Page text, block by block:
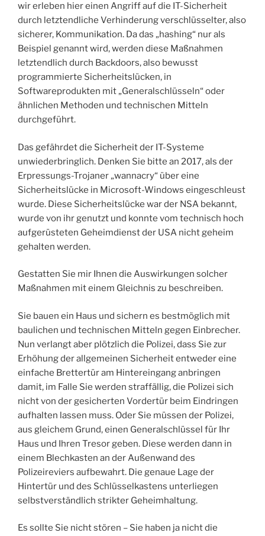
wir erleben hier einen Angriff auf die IT-Sicherheit
durch letztendliche Verhinderung verschlüsselter, also
sicherer, Kommunikation. Da das „hashing“ nur als
Beispiel genannt wird, werden diese Maßnahmen
letztendlich durch Backdoors, also bewusst
programmierte Sicherheitslücken, in
Softwareprodukten mit „Generalschlüsseln“ oder
ähnlichen Methoden und technischen Mitteln
durchgeführt.
Das gefährdet die Sicherheit der IT-Systeme
unwiederbringlich. Denken Sie bitte an 2017, als der
Erpressungs-Trojaner „wannacry“ über eine
Sicherheitslücke in Microsoft-Windows eingeschleust
wurde. Diese Sicherheitslücke war der NSA bekannt,
wurde von ihr genutzt und konnte vom technisch hoch
aufgerüsteten Geheimdienst der USA nicht geheim
gehalten werden.
Gestatten Sie mir Ihnen die Auswirkungen solcher
Maßnahmen mit einem Gleichnis zu beschreiben.
Sie bauen ein Haus und sichern es bestmöglich mit
baulichen und technischen Mitteln gegen Einbrecher.
Nun verlangt aber plötzlich die Polizei, dass Sie zur
Erhöhung der allgemeinen Sicherheit entweder eine
einfache Brettertür am Hintereingang anbringen
damit, im Falle Sie werden straffällig, die Polizei sich
nicht von der gesicherten Vordertür beim Eindringen
aufhalten lassen muss. Oder Sie müssen der Polizei,
aus gleichem Grund, einen Generalschlüssel für Ihr
Haus und Ihren Tresor geben. Diese werden dann in
einem Blechkasten an der Außenwand des
Polizeireviers aufbewahrt. Die genaue Lage der
Hintertür und des Schlüsselkastens unterliegen
selbstverständlich strikter Geheimhaltung.
Es sollte Sie nicht stören – Sie haben ja nicht die